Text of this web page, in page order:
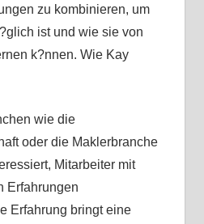
zu kombinieren, um
ist und wie sie von
k?nnen. Wie Kay
wie die
oder die Maklerbranche
Mitarbeiter mit
Erfahrungen
Erfahrung bringt eine